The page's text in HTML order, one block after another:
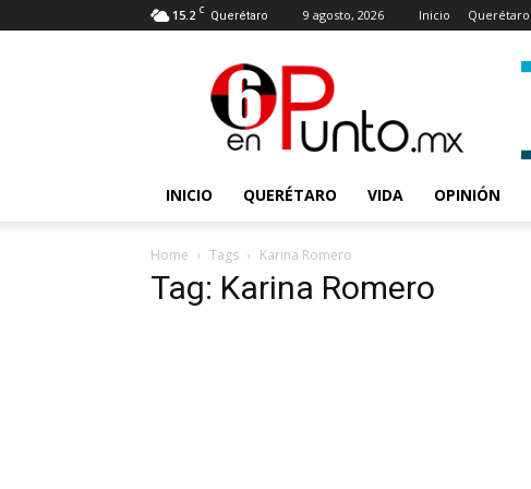
15.2 C Querétaro 9 agosto, 2026 Inicio Querétaro
punto
INICIO QUERÉTARO VIDA OPINIÓN
Home Tags Karina Romero
Tag: Karina Romero